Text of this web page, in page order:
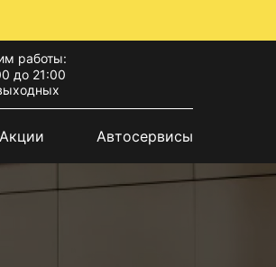
работы:
до 21:00
Акции Автосервисы